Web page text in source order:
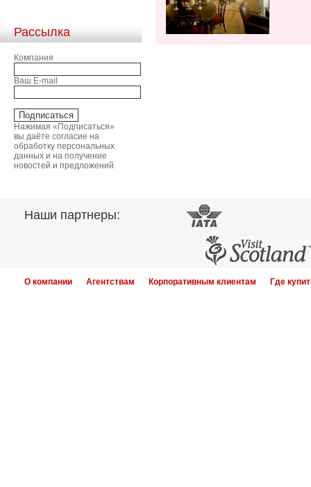
Рассылка
Компания
Ваш E-mail
Нажимая «Подписаться»
вы даёте согласие на
обработку персональных
данных и на получение
новостей и предложений
Наши партнеры:
О компании Агентствам Корпоративным клиентам Где